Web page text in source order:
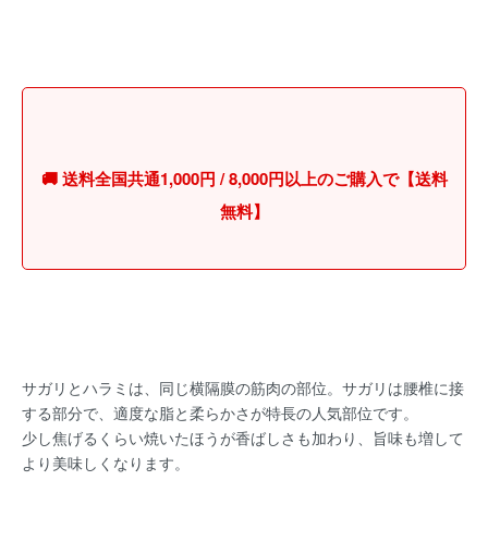
🚚 送料全国共通1,000円 / 8,000円以上のご購入で【送料
無料】
サガリとハラミは、同じ横隔膜の筋肉の部位。サガリは腰椎に接
する部分で、適度な脂と柔らかさが特長の人気部位です。
少し焦げるくらい焼いたほうが香ばしさも加わり、旨味も増して
より美味しくなります。